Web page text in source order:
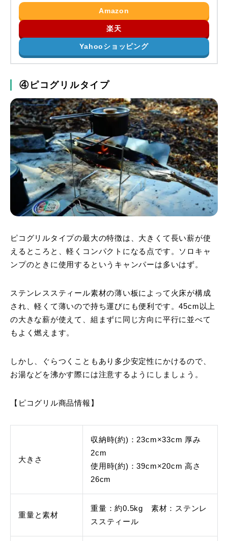
Amazon
楽天
Yahooショッピング
④ピコグリルタイプ
ピコグリルタイプの最大の特徴は、大きくて長い薪が使
えるところと、軽くコンパクトになる点です。ソロキャ
ンプのときに使用するというキャンパーは多いはず。
ステンレススティール素材の薄い板によって火床が構成
され、軽くて薄いので持ち運びにも便利です。45cm以上
の大きな薪が使えて、組まずに同じ方向に平行に並べて
もよく燃えます。
しかし、ぐらつくこともあり多少安定性にかけるので、
お湯などを沸かす際には注意するようにしましょう。
【ピコグリル商品情報】
大きさ
収納時(約)：23cm×33cm 厚み
2cm
使用時(約)：39cm×20cm 高さ
26cm
重量と素材
重量：約0.5kg 素材：ステンレ
ススティール